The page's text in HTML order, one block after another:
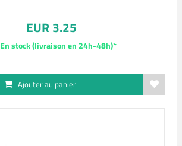
EUR 3.25
En stock (livraison en 24h-48h)*
Ajouter au panier